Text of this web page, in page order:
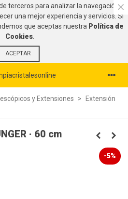
terceros para analizar la navegación en
una mejor experiencia y servicios. Si
que aceptas nuestra Política de
Cookies
ACEPTAR
×
y Extensiones >
Extensión
· 60 cm
-5%